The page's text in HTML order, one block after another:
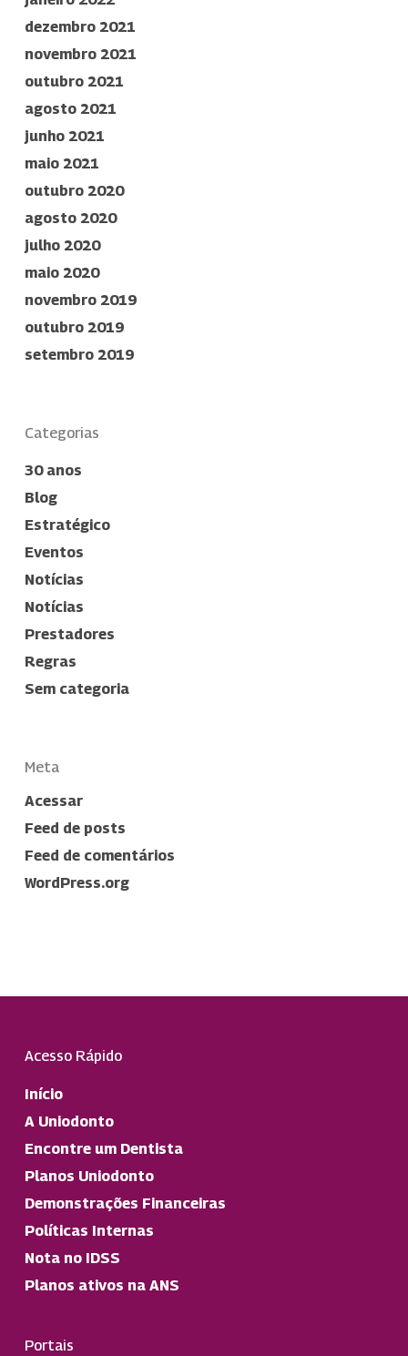
dezembro 2021
novembro 2021
outubro 2021
agosto 2021
junho 2021
maio 2021
outubro 2020
agosto 2020
julho 2020
maio 2020
novembro 2019
outubro 2019
setembro 2019
Categorias
30 anos
Blog
Estratégico
Eventos
Notícias
Notícias
Prestadores
Regras
Sem categoria
Meta
Acessar
Feed de posts
Feed de comentários
WordPress.org
Acesso Rápido
Início
A Uniodonto
Encontre um Dentista
Planos Uniodonto
Demonstrações Financeiras
Políticas Internas
Nota no IDSS
Planos ativos na ANS
Portais